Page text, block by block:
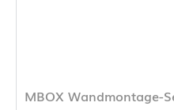
MBOX Wandmontage-